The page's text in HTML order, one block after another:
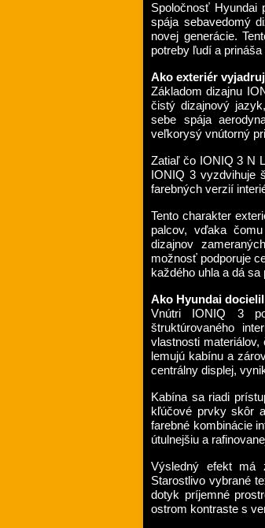
Spoločnosť Hyundai
spája sebavedomý
novej generácie.
potreby ľudí a
Ako exteriér
Základom dizajnu
čistý dizajnový
sebe spája
veľkorysý vnútorný
Zatiaľ čo IONIQ 3 N
IONIQ 3 vyzdvihuje
farebných verzií
Tento charakter
palcov, vďaka
dizajnov
možnosť podporuje
každého uhla a dá
Ako Hyundai
Vnútri IONIQ 3
štruktúrovaného
vlastnosti
lemujú kabínu a
centrálny displej,
Kabína sa riadi
kľúčové prvky skôr
farebné kombinácie
útulnejšiu a
Výsledný efekt má
Starostlivo vybrané
dotyk príjemné
ostrom kontraste s